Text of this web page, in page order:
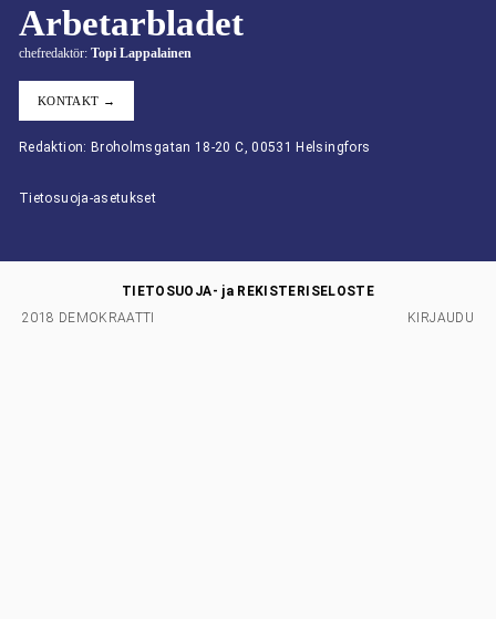
Arbetarbladet
chefredaktör: Topi Lappalainen
KONTAKT →
Redaktion: Broholmsgatan 18-20 C, 00531 Helsingfors
Tietosuoja-asetukset
2018 DEMOKRAATTI
TIETOSUOJA- ja REKISTERISELOSTE
KIRJAUDU